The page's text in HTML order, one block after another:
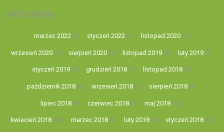
ARCHIWUM
marzec 2022 (1) styczeń 2022 (1) listopad 2020(1)
wrzesień 2020(1) sierpień 2020(2) listopad 2019 (3) luty 2019 (1)
styczeń 2019 (5) grudzień 2018 (7) listopad 2018(9)
październik 2018 (6) wrzesień 2018 (1) sierpień 2018(4)
lipiec 2018(9) czerwiec 2018(6) maj 2018 (12)
kwiecień 2018 (10) marzec 2018 (2) luty 2018(4) styczeń 2018(6)